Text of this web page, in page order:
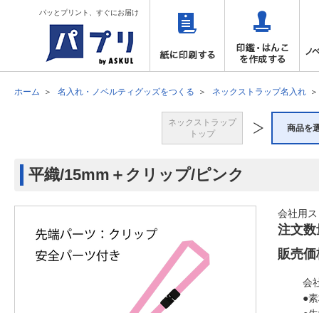
パッとプリント、すぐにお届け
ホーム 名入れ・ノベルティグッズをつくる ネックストラップ名入れ
ネックストラップ
トップ
商品を
平織/15mm＋クリップ/ピンク
会社用
注文数
販売価
会
●